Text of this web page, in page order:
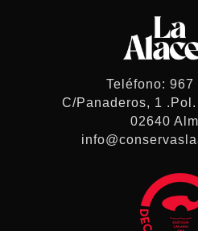
Teléfono: 967
C/Panaderos, 1
02640